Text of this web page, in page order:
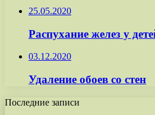
25.05.2020
Распухание желез у
03.12.2020
Удаление обоев со стен
Последние записи